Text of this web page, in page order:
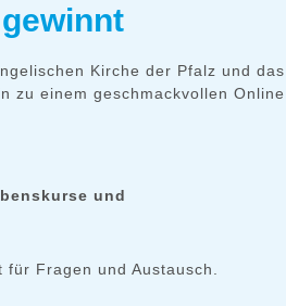
Kirche der Pfalz und das
zu einem geschmackvollen Online
und
Fragen und Austausch.